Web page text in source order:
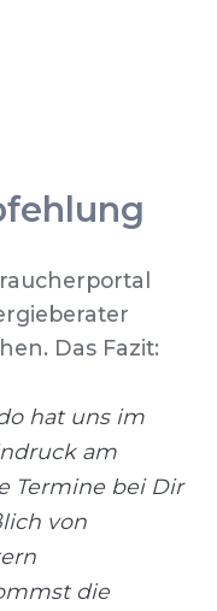
Das Fazit:
hat uns im
am
Termine bei Dir
von
die